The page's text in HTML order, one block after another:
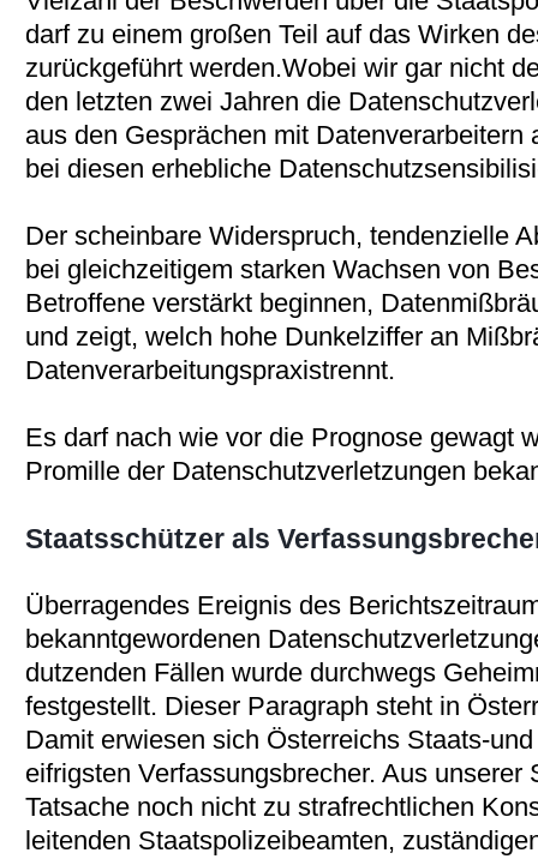
darf zu einem großen Teil auf das Wirken
zurückgeführt werden.Wobei wir gar nicht
den letzten zwei Jahren die
aus den Gesprächen mit Datenverarbeitern
bei diesen erhebliche
Der scheinbare Widerspruch, tendenzielle
bei gleichzeitigem starken Wachsen von
Betroffene verstärkt beginnen,
und zeigt, welch hohe Dunkelziffer an
Datenverarbeitungspraxistrennt.
Es darf nach wie vor die Prognose gewagt
Promille der Datenschutzverletzungen
Staatsschützer als
Überragendes Ereignis des
bekanntgewordenen
dutzenden Fällen wurde durchwegs
festgestellt. Dieser Paragraph steht in
Damit erwiesen sich Österreichs Staats-
eifrigsten Verfassungsbrecher. Aus
Tatsache noch nicht zu strafrechtlichen
leitenden Staatspolizeibeamten,